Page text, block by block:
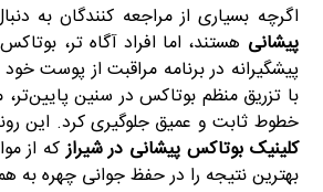
اگرچه بسیاری از مراجعه‌ کنندگان به
پیشانی هستند، اما افراد آگاه‌ تر،
پیشگیرانه در برنامه مراقبت از پوست خود
با تزریق منظم بوتاکس در سنین
خطوط ثابت و عمیق جلوگیری کرد. این
کلینیک بوتاکس پیشانی در شیرازکه از
بهترین نتیجه را در حفظ جوانی چهره به